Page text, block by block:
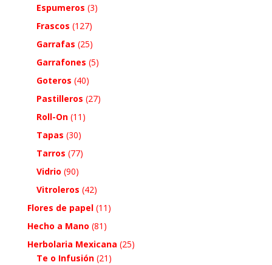
Espumeros (3)
Frascos (127)
Garrafas (25)
Garrafones (5)
Goteros (40)
Pastilleros (27)
Roll-On (11)
Tapas (30)
Tarros (77)
Vidrio (90)
Vitroleros (42)
Flores de papel (11)
Hecho a Mano (81)
Herbolaria Mexicana (25)
Te o Infusión (21)